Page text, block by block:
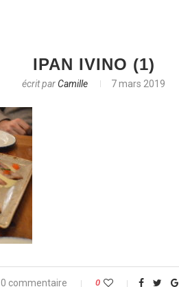
IPAN IVINO (1)
écrit parCamille 7 mars 2019
0 commentaire 0